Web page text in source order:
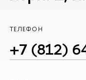
ТЕЛЕФОН
+7 (812)